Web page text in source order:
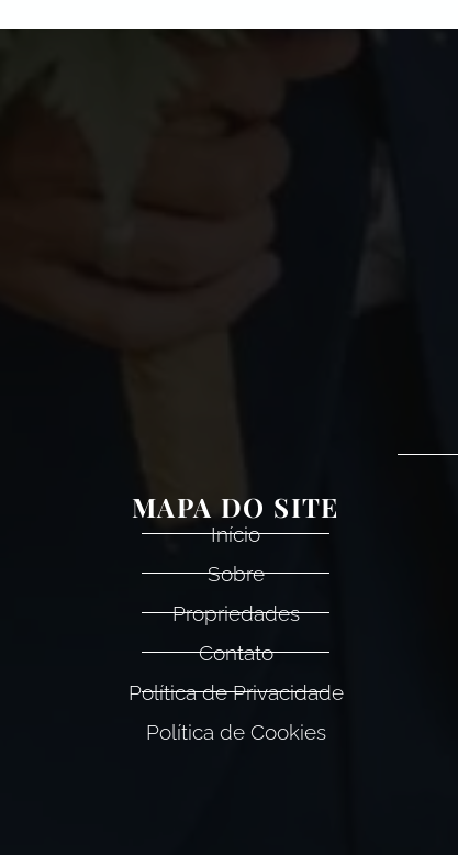
MAPA DO SITE
Início
Sobre
Propriedades
Contato
Política de Privacidade
Política de Cookies